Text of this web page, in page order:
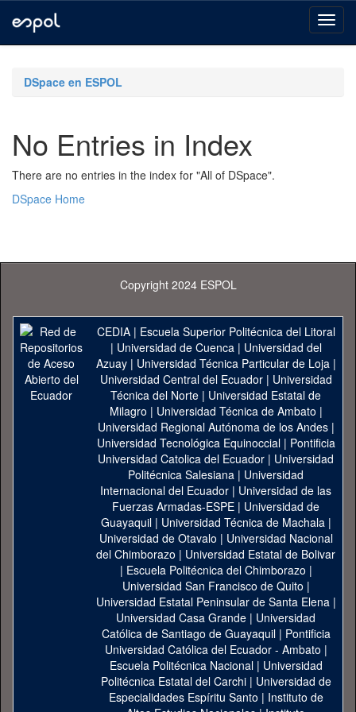
navigationDSpace en ESPOL
No Entries in Index
There are no entries in the index for "All of DSpace".
DSpace Home
Copyright 2024 ESPOL
CEDIA| Escuela Superior Politécnica del Litoral
| Universidad de Cuenca| Universidad del
Azuay| Universidad Técnica Particular de Loja|
Universidad Central del Ecuador| Universidad
Técnica del Norte | Universidad Estatal de
Milagro | Universidad Técnica de Ambato |
Universidad Regional Autónoma de los Andes|
Universidad Tecnológica Equinoccial| Pontificia
Universidad Catolica del Ecuador | Universidad
Politécnica Salesiana | Universidad
Internacional del Ecuador | Universidad de las
Fuerzas Armadas-ESPE | Universidad de
Guayaquil| Universidad Técnica de Machala|
Universidad de Otavalo | Universidad Nacional
del Chimborazo | Universidad Estatal de Bolivar
| Escuela Politécnica del Chimborazo |
Universidad San Francisco de Quito |
Universidad Estatal Peninsular de Santa Elena|
Universidad Casa Grande | Universidad
Católica de Santiago de Guayaquil| Pontificia
Universidad Católica del Ecuador - Ambato |
Escuela Politécnica Nacional| Universidad
Politécnica Estatal del Carchi| Universidad de
Especialidades Espíritu Santo | Instituto de